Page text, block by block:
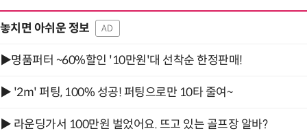
놓치면 아쉬운 정보 AD
▶명품퍼터 ~60%할인 '10만원'대 선착순 한정판매!
▶ '2m' 퍼팅, 100% 성공! 퍼팅으로만 10타 줄여~
▶ 라운딩가서 100만원 벌었어요. 뜨고 있는 골프장 알바?